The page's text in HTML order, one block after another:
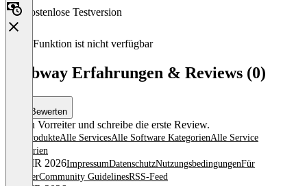
Kostenlose Testversion
Diese Funktion ist nicht verfügbar
Clubway Erfahrungen & Reviews (0)
Bewerten
Sei ein Vorreiter und schreibe die erste Review.
Alle ProdukteAlle ServicesAlle Software KategorienAlle Service
Kategorien
© OMR 2026ImpressumDatenschutzNutzungsbedingungenFür
AnbieterCommunity GuidelinesRSS-Feed